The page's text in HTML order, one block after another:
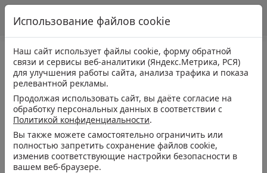
Использование файлов cookie
Наш сайт использует файлы cookie, форму обратной
связи и сервисы веб-аналитики (Яндекс.Метрика, РСЯ)
для улучшения работы сайта, анализа трафика и показа
релевантной рекламы.
Продолжая использовать сайт, вы даёте согласие на
обработку персональных данных в соответствии с
Политикой конфиденциальности.
Вы также можете самостоятельно ограничить или
полностью запретить сохранение файлов cookie,
изменив соответствующие настройки безопасности в
вашем веб-браузере.